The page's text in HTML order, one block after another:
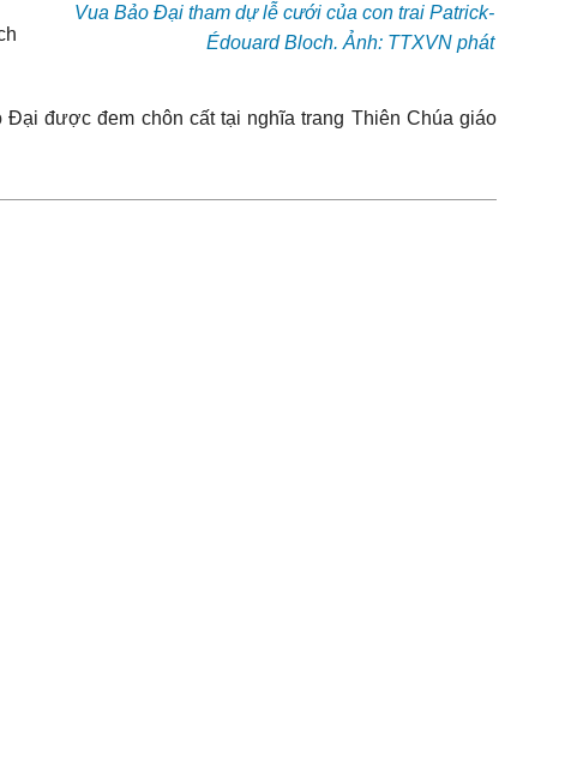
Vua Bảo Đại tham dự lễ cưới của con trai Patrick-
Édouard Bloch. Ảnh: TTXVN phát
Đại được đem chôn cất tại nghĩa trang Thiên Chúa giáo